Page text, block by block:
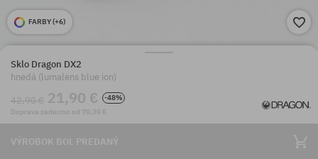
FARBY (+6)
Sklo Dragon DX2
hnedá (lumalens blue ion)
42,90 € 21,90 €
-48%
Doprava zadarmo od 70,30 €
VÝROBOK BOL PREDANÝ